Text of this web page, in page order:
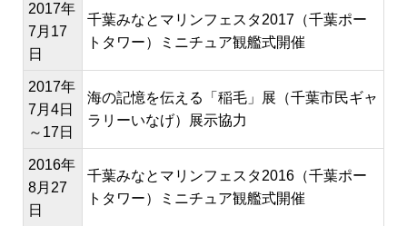
2017年
7月17
日
千葉みなとマリンフェスタ2017（千葉ポー
トタワー）ミニチュア観艦式開催
2017年
7月4日
～17日
海の記憶を伝える「稲毛」展（千葉市民ギャ
ラリーいなげ）展示協力
2016年
8月27
日
千葉みなとマリンフェスタ2016（千葉ポー
トタワー）ミニチュア観艦式開催